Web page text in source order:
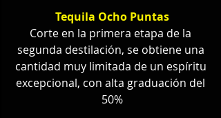
Tequila Ocho Puntas
Corte en la primera etapa de la
segunda destilación, se obtiene una
cantidad muy limitada de un espíritu
excepcional, con alta graduación del
50%